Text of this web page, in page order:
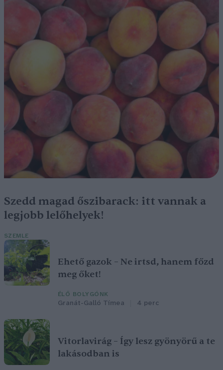
Szedd magad őszibarack: itt vannak a
legjobb lelőhelyek!
SZEMLE
Ehető gazok – Ne irtsd, hanem főzd
meg őket!
ÉLŐ BOLYGÓNK
Granát-Galló Tímea 4 perc
Vitorlavirág – Így lesz gyönyörű a te
lakásodban is